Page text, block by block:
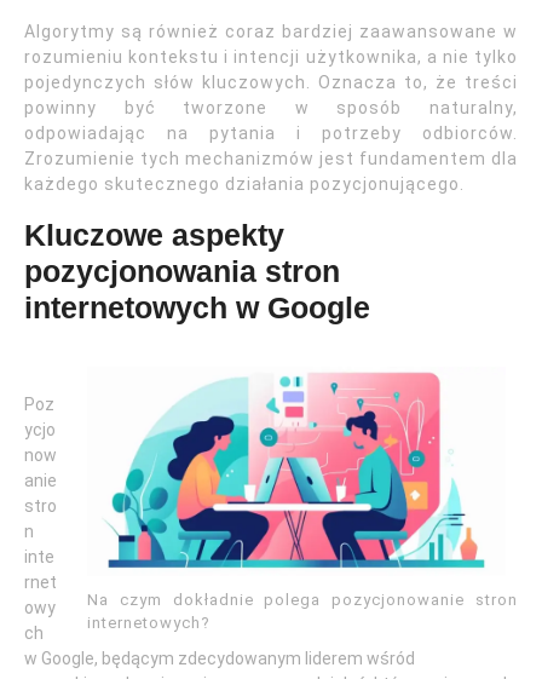
Algorytmy są również coraz bardziej zaawansowane w
rozumieniu kontekstu i intencji użytkownika, a nie tylko
pojedynczych słów kluczowych. Oznacza to, że treści
powinny być tworzone w sposób naturalny,
odpowiadając na pytania i potrzeby odbiorców.
Zrozumienie tych mechanizmów jest fundamentem dla
każdego skutecznego działania pozycjonującego.
Kluczowe aspekty
pozycjonowania stron
internetowych w Google
Na czym dokładnie polega pozycjonowanie stron
internetowych?
Poz
ycjo
now
anie
stro
n
inte
rnet
owy
ch
w Google, będącym zdecydowanym liderem wśród